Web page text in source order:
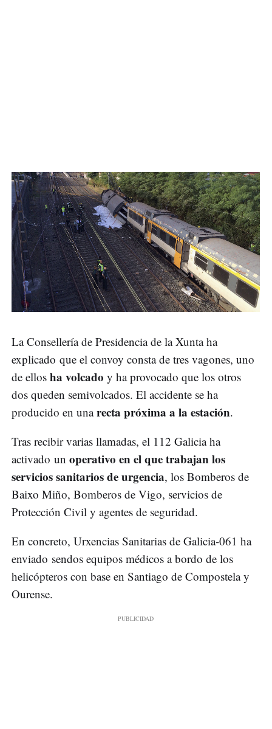
La Consellería de Presidencia de la Xunta ha
explicado que el convoy consta de tres vagones, uno
de ellos ha volcado y ha provocado que los otros
dos queden semivolcados. El accidente se ha
producido en unarecta próxima a la estación.
Tras recibir varias llamadas, el 112 Galicia ha
activado un operativo en el que trabajan los
servicios sanitarios de urgencia, los Bomberos de
Baixo Miño, Bomberos de Vigo, servicios de
Protección Civil y agentes de seguridad.
En concreto, Urxencias Sanitarias de Galicia-061 ha
enviado sendos equipos médicos a bordo de los
helicópteros con base en Santiago de Compostela y
Ourense.